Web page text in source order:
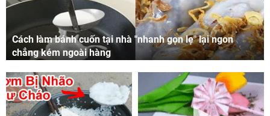
Cách làm bánh cuốn tại nhà "nhanh gọn lẹ" lại ngon
chẳng kém ngoài hàng